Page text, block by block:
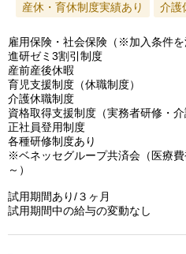
産休・育休制度実績あり
介護
雇用保険・社会保険（※加入条件を
進研ゼミ3割引制度
産前産後休暇
育児支援制度（休職制度）
介護休職制度
資格取得支援制度（実務者研修・
正社員登用制度
各種研修制度あり
※ベネッセグループ共済会（医療
～）
試用期間あり/３ヶ月
試用期間中の給与の変動なし